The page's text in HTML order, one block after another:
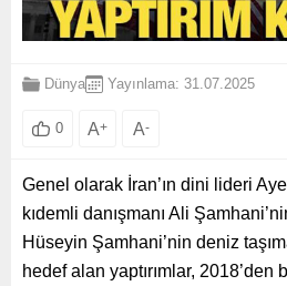
Dünya Yayınlama: 31.07.2025
0 A+ A-
Genel olarak İran’ın dini lideri
kıdemli danışmanı Ali
Hüseyin Şamhani’nin deniz
hedef alan yaptırımlar, 2018’den